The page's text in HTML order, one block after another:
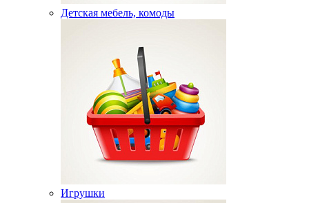
Детская мебель, комоды
Игрушки